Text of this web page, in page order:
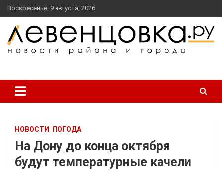
перейти
к
содержанию
Воскресенье, 9 августа, 2026
НОВОСТИ ПОГОДА
На Дону до конца октября
будут температурные качели